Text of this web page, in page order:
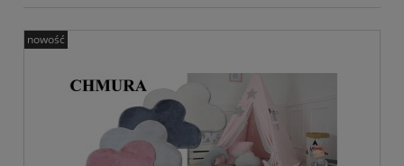
nowość